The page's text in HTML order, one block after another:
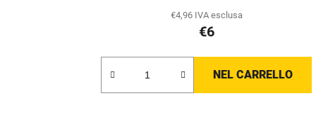
€4,96 IVA esclusa
€6
NEL CARRELLO